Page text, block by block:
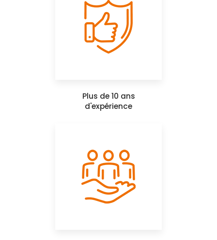
Plus de 10 ans
d'expérience